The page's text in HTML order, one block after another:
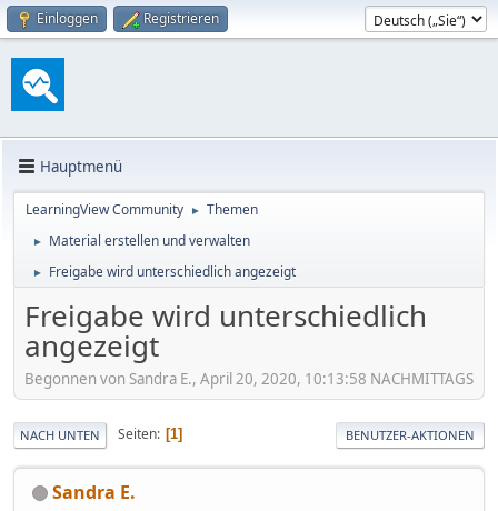
Einloggen Registrieren
Hauptmenü
LearningView Community ► Themen
► Material erstellen und verwalten
► Freigabe wird unterschiedlich angezeigt
Freigabe wird unterschiedlich
angezeigt
Begonnen von Sandra E., April 20, 2020, 10:13:58 NACHMITTAGS
NACH UNTEN Seiten 1 BENUTZER-AKTIONEN
Sandra E.